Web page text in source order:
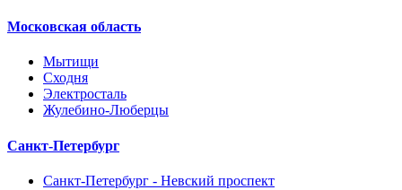
Московская область
Мытищи
Сходня
Электросталь
Жулебино-Люберцы
Санкт-Петербург
Санкт-Петербург - Невский проспект